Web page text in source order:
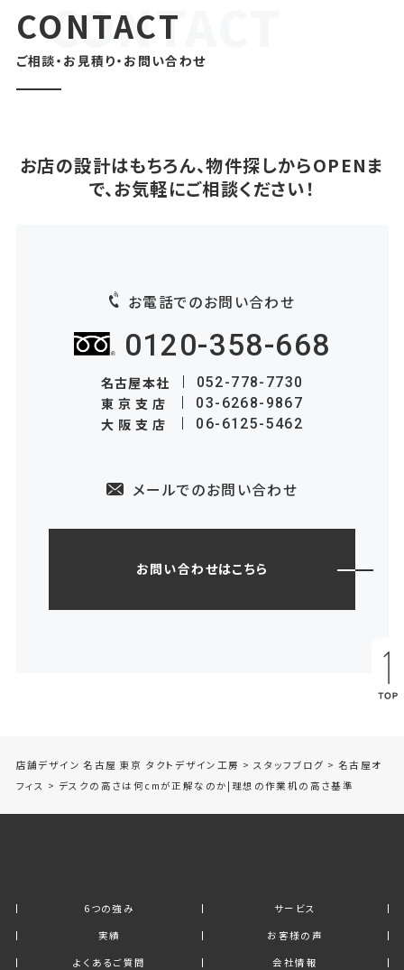
CONTACT
ご相談・お見積り・お問い合わせ
お店の設計はもちろん、物件探しからOPENま
で、お気軽にご相談ください！
お電話でのお問い合わせ
0120-358-668
名古屋本社 052-778-7730
東京支店 03-6268-9867
大阪支店 06-6125-5462
メールでのお問い合わせ
お問い合わせはこちら
店舗デザイン 名古屋 東京 タクトデザイン工房 > スタッフブログ > 名古屋オ
フィス > デスクの高さは何cmが正解なのか|理想の作業机の高さ基準
6つの強み
サービス
実績
お客様の声
よくあるご質問
会社情報